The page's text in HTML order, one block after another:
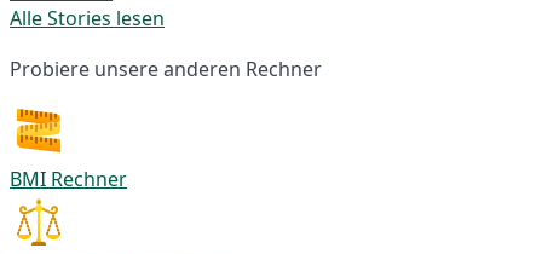
Alle Stories lesen
Probiere unsere anderen Rechner
BMI Rechner